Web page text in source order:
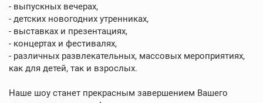
- выпускных вечерах,
- детских новогодних утренниках,
- выставках и презентациях,
- концертах и фестивалях,
- различных развлекательных, массовых мероприятиях,
как для детей, так и взрослых.
Наше шоу станет прекрасным завершением Вашего